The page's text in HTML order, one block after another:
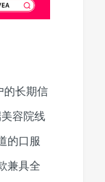
的长期信
容院线
的口服
兼具全